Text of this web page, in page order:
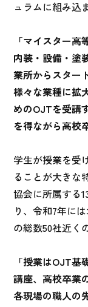
ュラムに組み込
「マイスター
内装・設備・塗
業所からスター
様々な業種に拡
めのOJTを受講
を得ながら高校
学生が授業を受
ることが大きな
協会に所属する
り、令和7年に
の総数50社近く
「授業はOJT
講座、高校卒業
各現場の職人の